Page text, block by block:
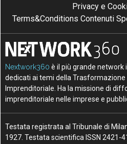
Privacy e
Terms&Conditions Contenuti
Nextwork360 è il più grande network
dedicati ai temi della Trasformazione
Imprenditoriale. Ha la missione di
imprenditoriale nelle imprese e
Testata registrata al Tribunale di
1927. Testata scientifica ISSN 2421-